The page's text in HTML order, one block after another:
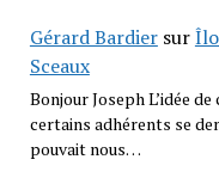
Gérard Bardiersur
Sceaux
Bonjour Joseph L’idée
certains adhérents se
pouvait nous…